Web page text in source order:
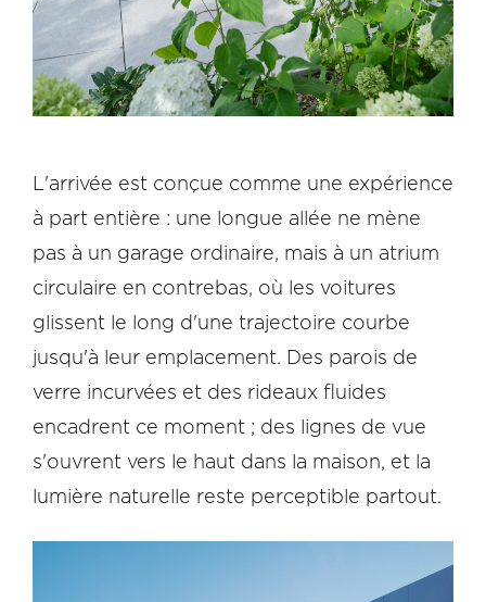
L'arrivée est conçue comme une expérience
à part entière : une longue allée ne mène
pas à un garage ordinaire, mais à un atrium
circulaire en contrebas, où les voitures
glissent le long d'une trajectoire courbe
jusqu'à leur emplacement. Des parois de
verre incurvées et des rideaux fluides
encadrent ce moment ; des lignes de vue
s'ouvrent vers le haut dans la maison, et la
lumière naturelle reste perceptible partout.